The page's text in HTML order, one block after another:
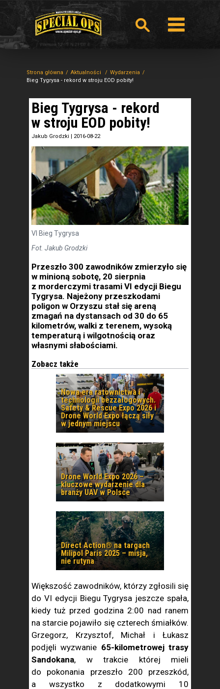
Strona główna Aktualności
Wydarzenia
Bieg Tygrysa - rekord w stroju EOD pobity!
Bieg Tygrysa - rekord
w stroju EOD pobity!
Jakub Grodzki | 2016-08-22
VI Bieg Tygrysa
Fot. Jakub Grodzki
Przeszło 300 zawodników zmierzyło się
w minioną sobotę, 20 sierpnia
z morderczymi trasami VI edycji Biegu
Tygrysa. Najeżony przeszkodami
poligon w Orzyszu stał się areną
zmagań na dystansach od 30 do 65
kilometrów, walki z terenem, wysoką
temperaturą i wilgotnością oraz
własnymi słabościami.
Zobacz także
Nowa era ratownictwa i
technologii bezzałogowych.
Safety & Rescue Expo 2026 i
Drone World Expo łączą siły
w jednym miejscu
Drone World Expo 2026 –
kluczowe wydarzenie dla
branży UAV w Polsce
Direct Action® na targach
Milipol Paris 2025 – misja,
nie rutyna
Większość zawodników, którzy zgłosili się
do VI edycji Biegu Tygrysa jeszcze spała,
kiedy tuż przed godzina 2:00 nad ranem
na starcie pojawiło się czterech śmiałków.
Grzegorz, Krzysztof, Michał i Łukasz
podjęli wyzwanie 65-kilometrowej trasy
Sandokana, w trakcie której mieli
do pokonania przeszło 200 przeszkód,
a wszystko z dodatkowymi 10